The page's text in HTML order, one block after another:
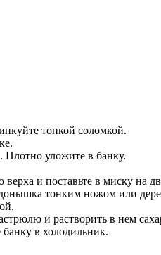
тонкой соломкой.
уложите в банку.
и поставьте в миску на
тонким ножом или
и растворить в нем
в холодильник.